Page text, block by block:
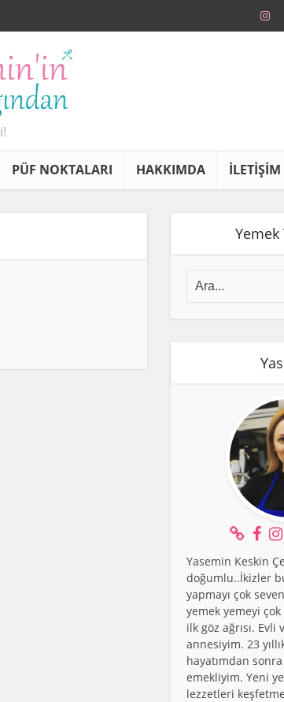
PÜF NOKTALARI HAKKIMDA İLETİŞİM
Yasemin Keskin
doğumlu..İkizler
yapmayı çok
yemek yemeyi
ilk göz ağrısı.
annesiyim. 23
hayatımdan
emekliyim. Yeni
lezzetleri